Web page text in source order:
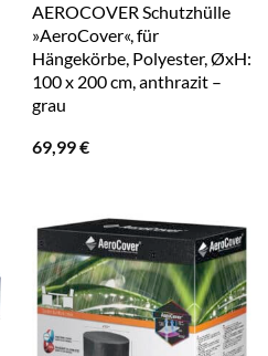
AEROCOVER Schutzhülle
»AeroCover«, für
Hängekörbe, Polyester, ØxH:
100 x 200 cm, anthrazit –
grau
69,99€